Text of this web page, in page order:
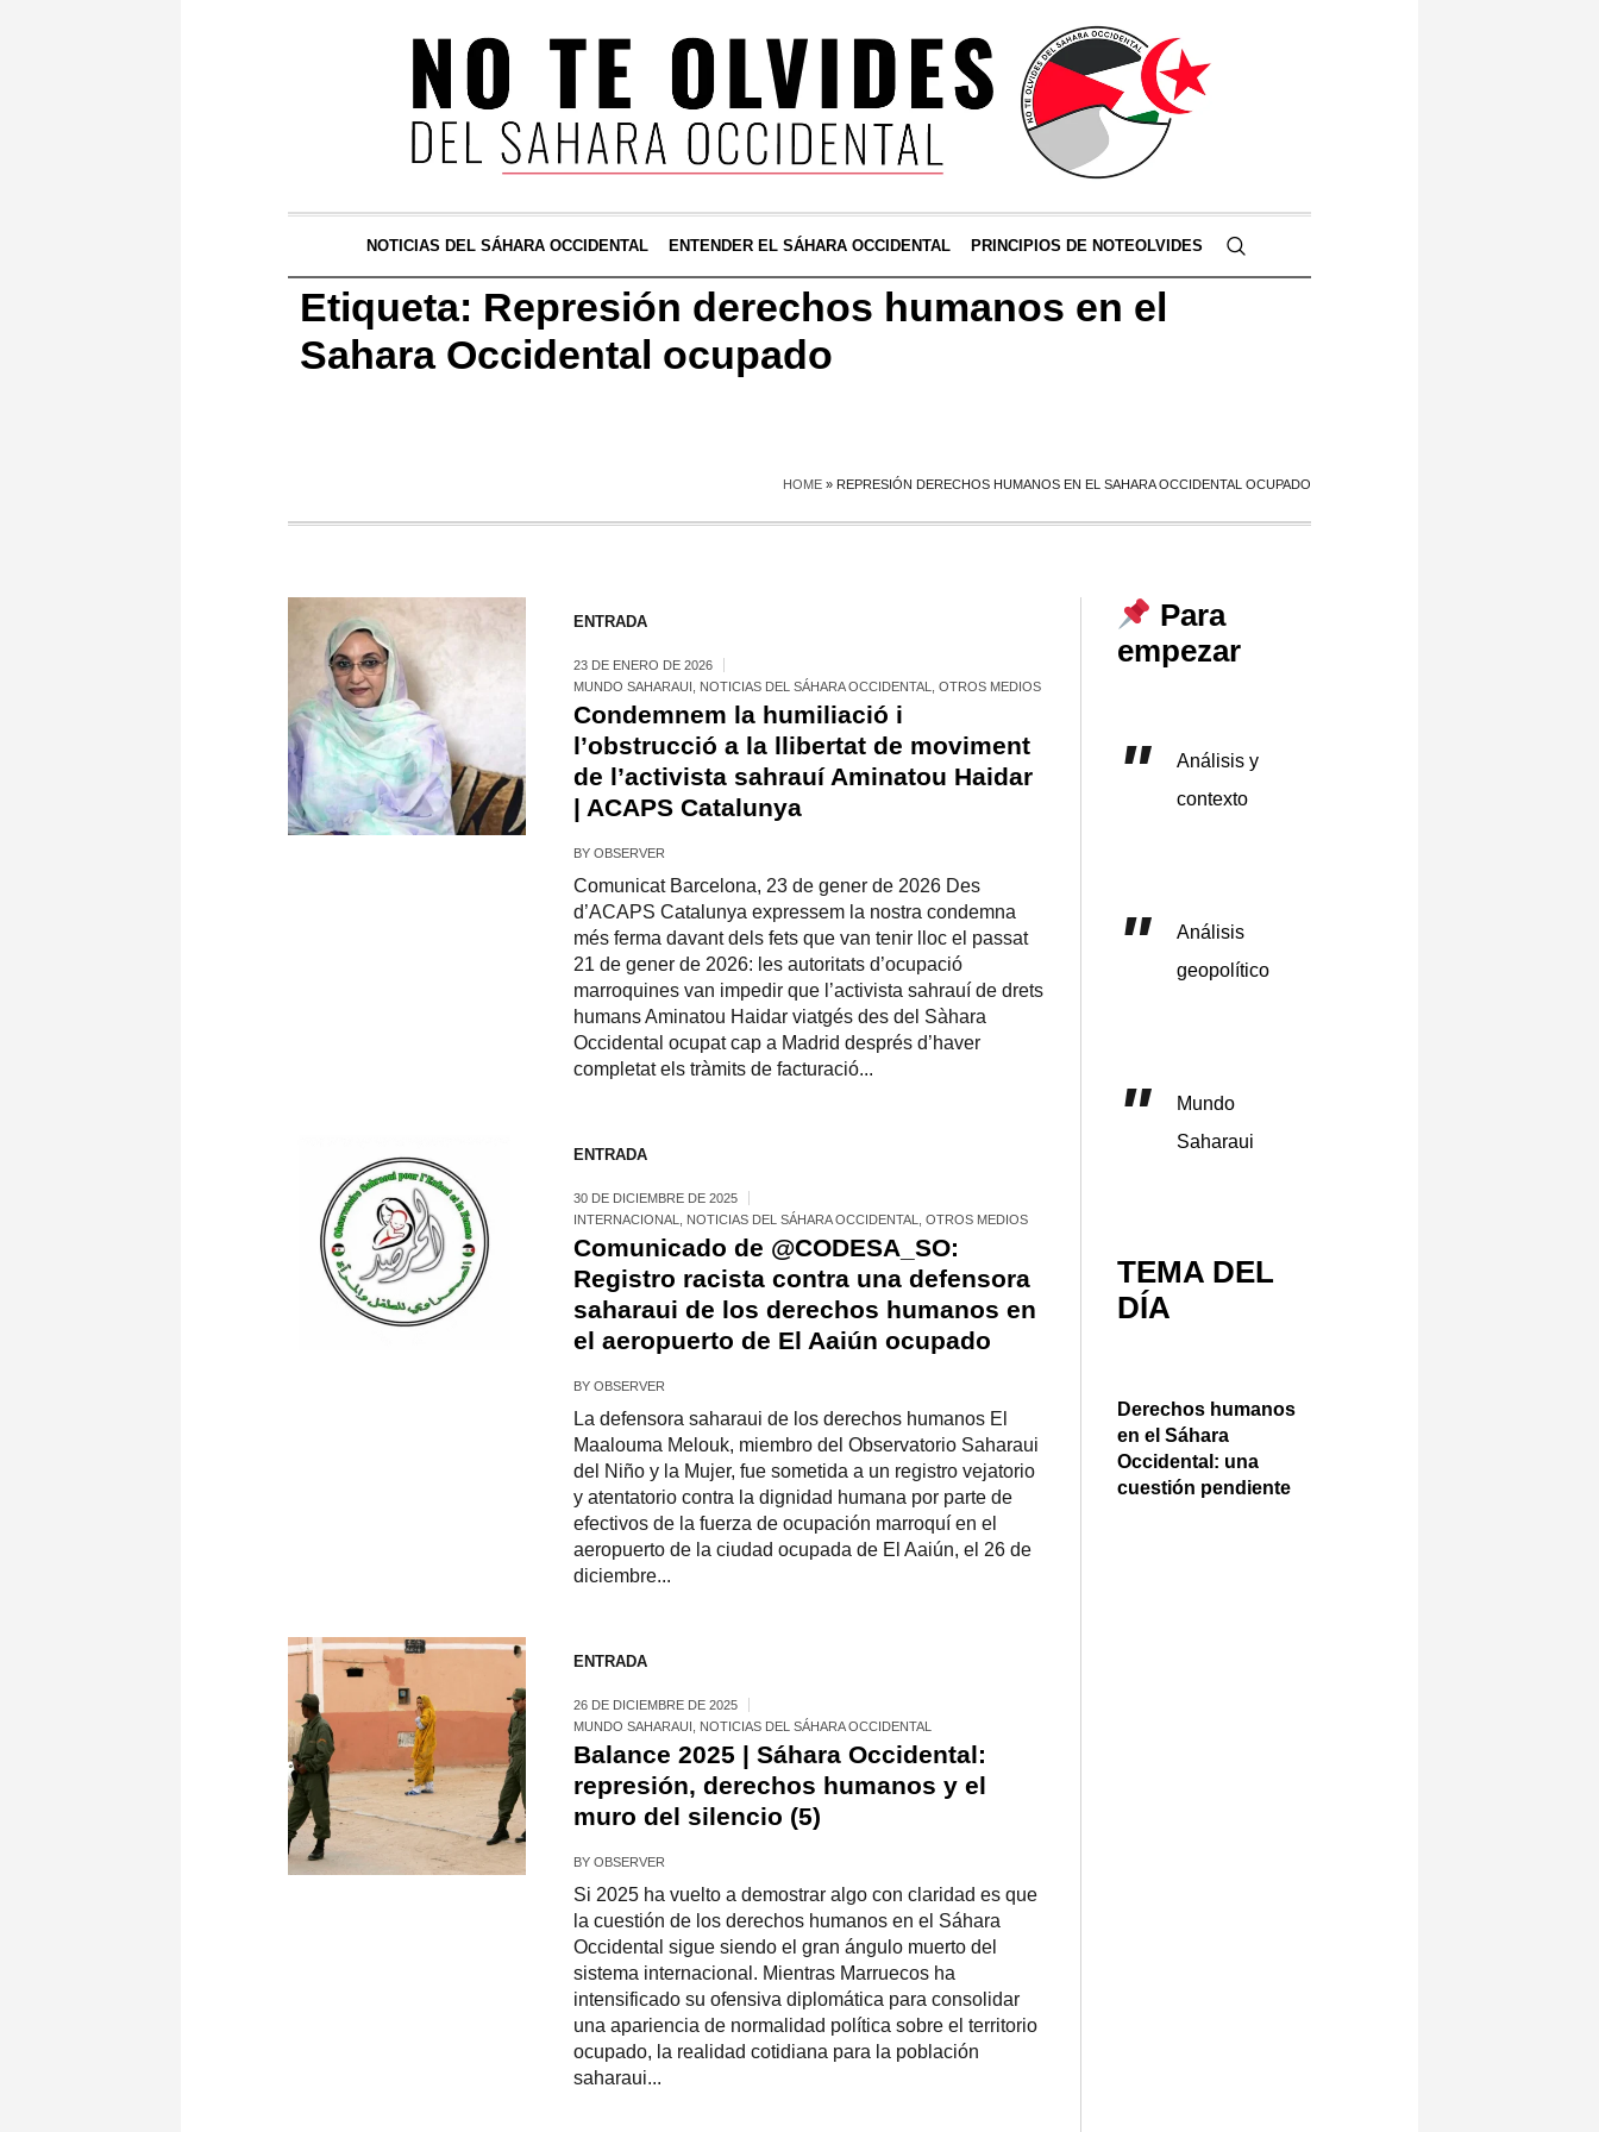
NOTICIAS DEL SÁHARA OCCIDENTAL ENTENDER EL SÁHARA OCCIDENTAL PRINCIPIOS DE NOTEOLVIDES
Etiqueta: Represión derechos humanos en el
Sahara Occidental ocupado
HOME » REPRESIÓN DERECHOS HUMANOS EN EL SAHARA OCCIDENTAL OCUPADO
ENTRADA
23 DE ENERO DE 2026
MUNDO SAHARAUI
NOTICIAS DEL SÁHARA OCCIDENTAL OTROS MEDIOS
Condemnem la humiliació i
l’obstrucció a la llibertat de moviment
de l’activista sahrauí Aminatou Haidar
| ACAPS Catalunya
BY OBSERVER
Comunicat Barcelona, 23 de gener de 2026 Des
d’ACAPS Catalunya expressem la nostra condemna
més ferma davant dels fets que van tenir lloc el passat
21 de gener de 2026: les autoritats d’ocupació
marroquines van impedir que l’activista sahrauí de drets
humans Aminatou Haidar viatgés des del Sàhara
Occidental ocupat cap a Madrid després d’haver
completat els tràmits de facturació...
ENTRADA
30 DE DICIEMBRE DE 2025
INTERNACIONAL
NOTICIAS DEL SÁHARA OCCIDENTAL OTROS MEDIOS
Comunicado de @CODESA_SO:
Registro racista contra una defensora
saharaui de los derechos humanos en
el aeropuerto de El Aaiún ocupado
BY OBSERVER
La defensora saharaui de los derechos humanos El
Maalouma Melouk, miembro del Observatorio Saharaui
del Niño y la Mujer, fue sometida a un registro vejatorio
y atentatorio contra la dignidad humana por parte de
efectivos de la fuerza de ocupación marroquí en el
aeropuerto de la ciudad ocupada de El Aaiún, el 26 de
diciembre...
ENTRADA
26 DE DICIEMBRE DE 2025
MUNDO SAHARAUI
NOTICIAS DEL SÁHARA OCCIDENTAL
Balance 2025 | Sáhara Occidental:
represión, derechos humanos y el
muro del silencio (5)
BY OBSERVER
Si 2025 ha vuelto a demostrar algo con claridad es que
la cuestión de los derechos humanos en el Sáhara
Occidental sigue siendo el gran ángulo muerto del
sistema internacional. Mientras Marruecos ha
intensificado su ofensiva diplomática para consolidar
una apariencia de normalidad política sobre el territorio
ocupado, la realidad cotidiana para la población
saharaui...
Para
empezar
Análisis y
contexto
Análisis
geopolítico
Mundo
Saharaui
TEMA DEL
DÍA
Derechos humanos
en el Sáhara
Occidental: una
cuestión pendiente